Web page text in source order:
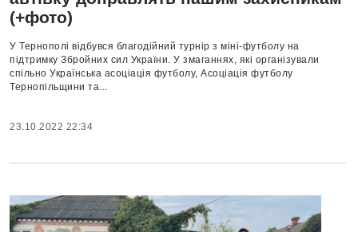
(+фото)
У Тернополі відбувся благодійний турнір з міні-футболу на
підтримку Збройних сил України. У змаганнях, які організували
спільно Українська асоціація футболу, Асоціація футболу
Тернопільщини та...
23.10.2022 22:34